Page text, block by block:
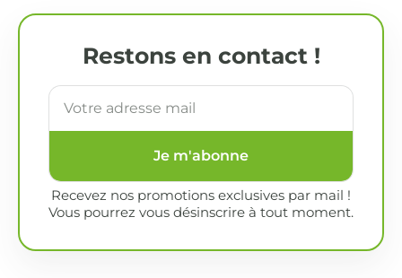
Restons en contact !
Je m'abonne
Recevez nos promotions exclusives par mail !
Vous pourrez vous désinscrire à tout moment.